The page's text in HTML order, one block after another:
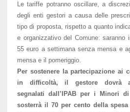
Le tariffe potranno oscillare, a
degli enti gestori a causa delle
tipo di proposta, rispetto a quanto
e organizzativo del Comune: saranno
55 euro a settimana senza mensa e
mensa e il pomeriggio.
Per sostenere la partecipazione ai
in difficoltà, il gestore dovrà
segnalati dall’IPAB per i Minori di
sosterrà il 70 per cento della